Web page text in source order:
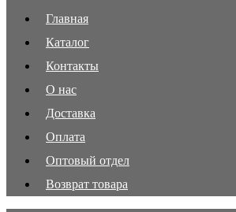
Главная
Каталог
Контакты
О нас
Доставка
Оплата
Оптовый отдел
Возврат товара